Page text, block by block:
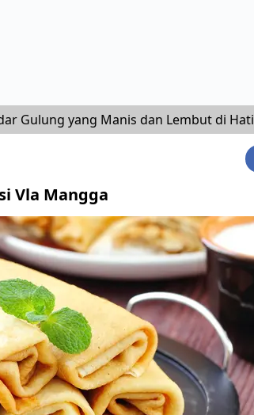
Gulung yang Manis dan Lembut di Hati
Vla Mangga